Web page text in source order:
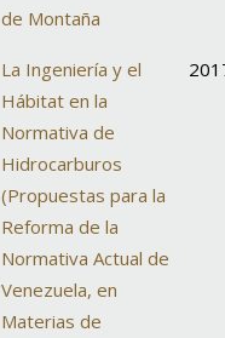
de Montaña
La Ingeniería y el
Hábitat en la
Normativa de
Hidrocarburos
(Propuestas para la
Reforma de la
Normativa Actual de
Venezuela, en
Materias de